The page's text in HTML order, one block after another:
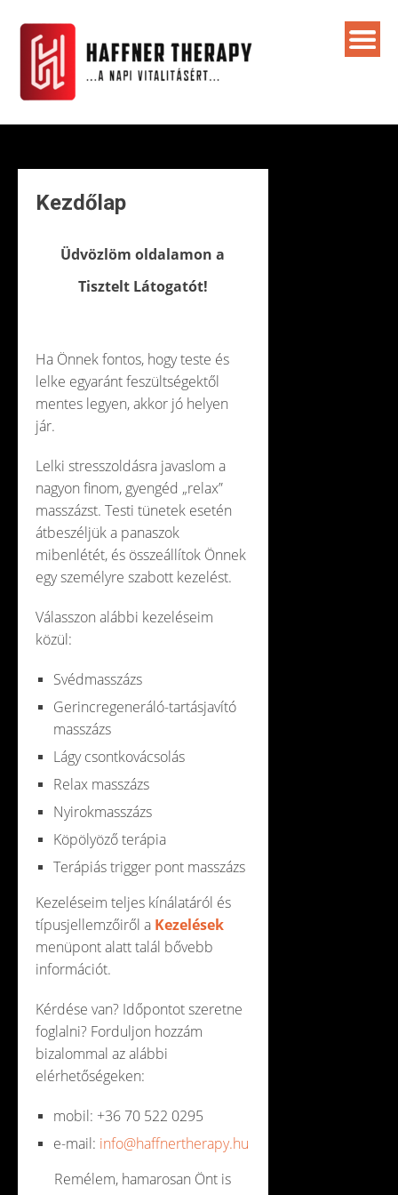
content
Kezdőlap
Üdvözlöm oldalamon a
Tisztelt Látogatót!
Ha Önnek fontos, hogy teste és
lelke egyaránt feszültségektől
mentes legyen, akkor jó helyen
jár.
Lelki stresszoldásra javaslom a
nagyon finom, gyengéd „relax”
masszázst. Testi tünetek esetén
átbeszéljük a panaszok
mibenlétét, és összeállítok Önnek
egy személyre szabott kezelést.
Válasszon alábbi kezeléseim
közül:
Svédmasszázs
Gerincregeneráló-tartásjavító
masszázs
Lágy csontkovácsolás
Relax masszázs
Nyirokmasszázs
Köpölyöző terápia
Terápiás trigger pont masszázs
Kezeléseim teljes kínálatáról és
típusjellemzőiről a Kezelések
menüpont alatt talál bővebb
információt.
Kérdése van? Időpontot szeretne
foglalni? Forduljon hozzám
bizalommal az alábbi
elérhetőségeken:
mobil: +36 70 522 0295
e-mail: info@haffnertherapy.hu
Remélem, hamarosan Önt is